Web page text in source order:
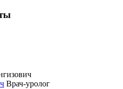
Врач-уролог